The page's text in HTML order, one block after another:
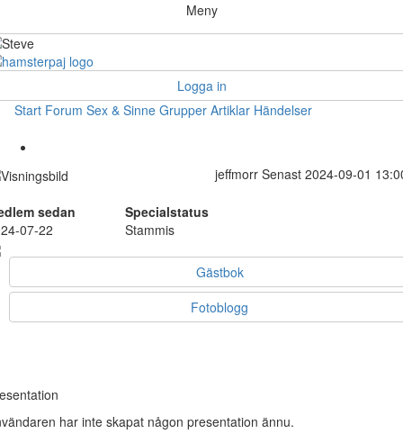
Meny
Logga in
Start Forum Sex & Sinne Grupper Artiklar Händelser
jeffmorr Senast 2024-09-01
sedan
Specialstatus
07-22
Stammis
Gästbok
Fotoblogg
har inte skapat någon presentation ännu.